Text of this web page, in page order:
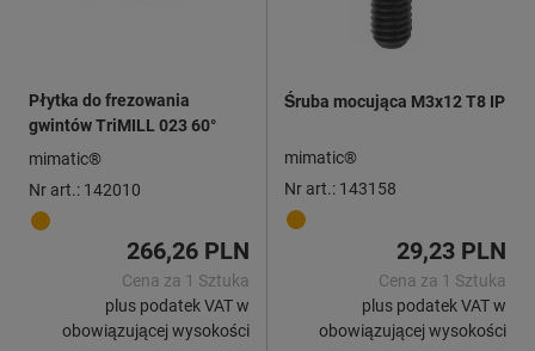
Płytka do frezowania
gwintów TriMILL 023 60°
mimatic®
Nr art.: 142010
266,26 PLN
Cena za 1 Sztuka
plus podatek VAT w
obowiązującej wysokości
Śruba mocująca M3x12 T8 IP
mimatic®
Nr art.: 143158
29,23 PLN
Cena za 1 Sztuka
plus podatek VAT w
obowiązującej wysokości